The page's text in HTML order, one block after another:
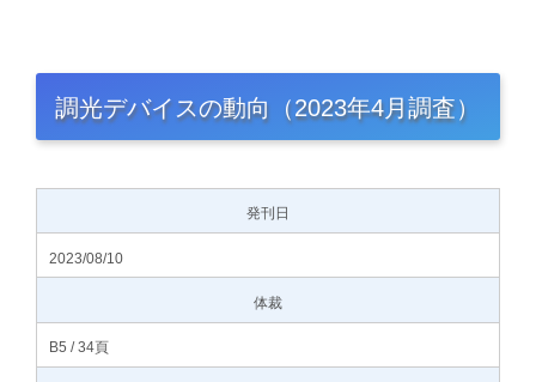
調光デバイスの動向（2023年4月調査）
発刊日
2023/08/10
体裁
B5 / 34頁